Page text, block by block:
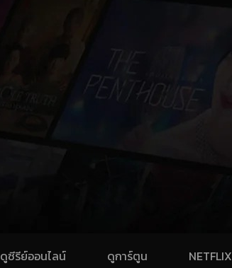
ดูซีรีย์ออนไลน์ ดูการ์ตูน NETFLIX